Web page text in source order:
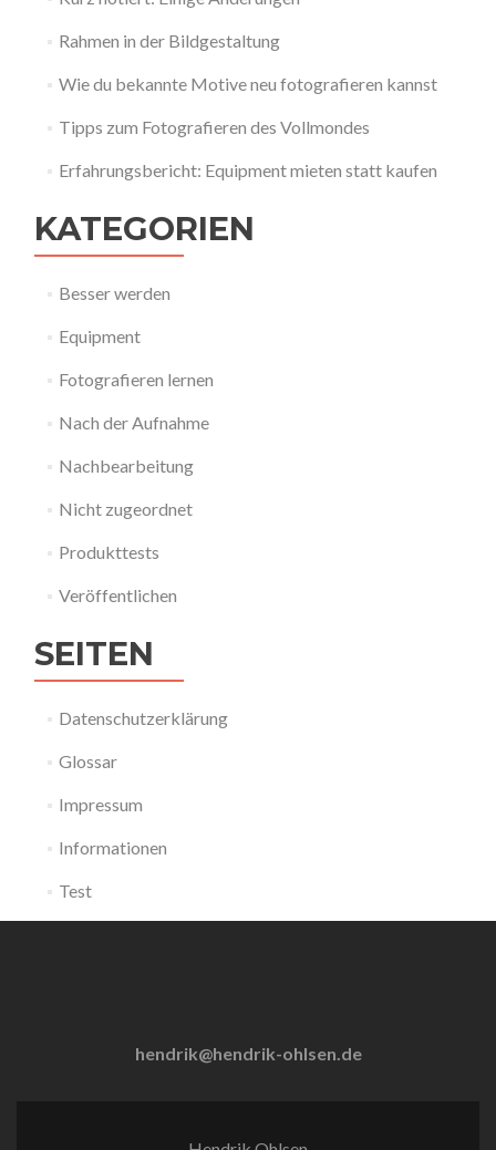
Rahmen in der Bildgestaltung
Wie du bekannte Motive neu fotografieren kannst
Tipps zum Fotografieren des Vollmondes
Erfahrungsbericht: Equipment mieten statt kaufen
KATEGORIEN
Besser werden
Equipment
Fotografieren lernen
Nach der Aufnahme
Nachbearbeitung
Nicht zugeordnet
Produkttests
Veröffentlichen
SEITEN
Datenschutzerklärung
Glossar
Impressum
Informationen
Test
hendrik@hendrik-ohlsen.de